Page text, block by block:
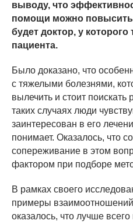
выводу, что
помощи можно
будет доктор, у которого
пациента.
Было доказано, что
с тяжелыми болезнями,
вылечить и стоит
таких случаях люди
заинтересован в его
понимает. Оказалось, что
сопереживание в этом
фактором при подборе
В рамках своего
примеры
оказалось, что лучше